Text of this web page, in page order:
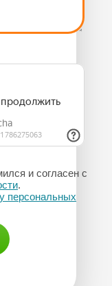
и согласен с
.
персональных